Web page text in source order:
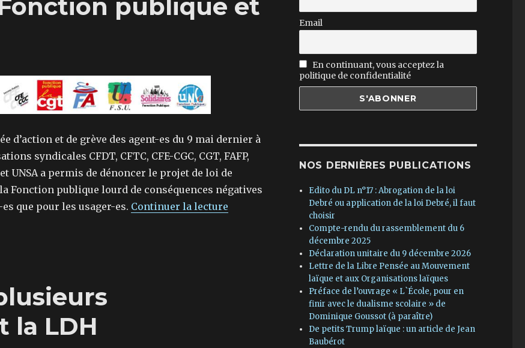
publique et
d’action et de grève des agent-es du 9 mai dernier à
syndicales CFDT, CFTC, CFE-CGC, CGT, FAFP,
UNSA a permis de dénoncer le projet de loi de
Fonction publique lourd de conséquences négatives
que pour les usager-es. Continuer la lecturede « Pour l’avenir de la Fonction publique et de ses agent-es
la LDH
Email
En continuant, vous acceptez la
politique de confidentialité
NOS DERNIÈRES PUBLICATIONS
Edito du DL n°17 : Abrogation de la loi
Debré ou application de la loi Debré, il faut
choisir
Compte-rendu du rassemblement du 6
décembre 2025
Déclaration unitaire du 9 décembre 2026
Lettre de la Libre Pensée au Mouvement
laïque et aux Organisations laïques
Préface de l’ouvrage « L`École, pour en
finir avec le dualisme scolaire » de
Dominique Goussot (à paraître)
De petits Trump laïque : un article de Jean
Baubérot